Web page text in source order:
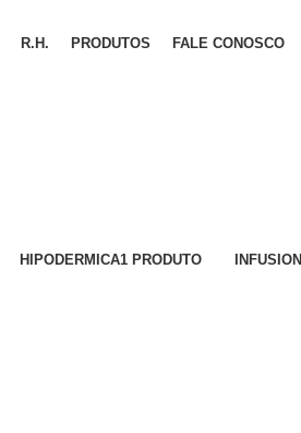
R.H. PRODUTOS FALE CONOSCO
HIPODERMICA1 PRODUTO INFUSION